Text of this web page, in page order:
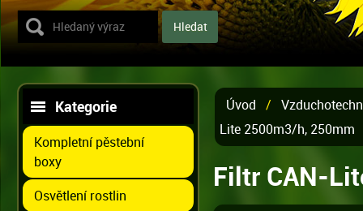
Kategorie
Kompletní pěstební
boxy
Osvětlení rostlin
Úvod /
Lite 2500m3/h, 250mm
Filtr CAN-